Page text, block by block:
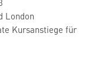
London
Kursanstiege für